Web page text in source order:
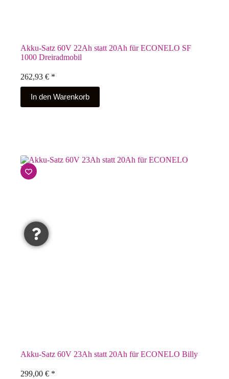
Akku-Satz 60V 22Ah statt 20Ah für ECONELO SF
1000 Dreiradmobil
262,93 € *
In den Warenkorb
Akku-Satz 60V 23Ah statt 20Ah für ECONELO Billy
299,00 € *